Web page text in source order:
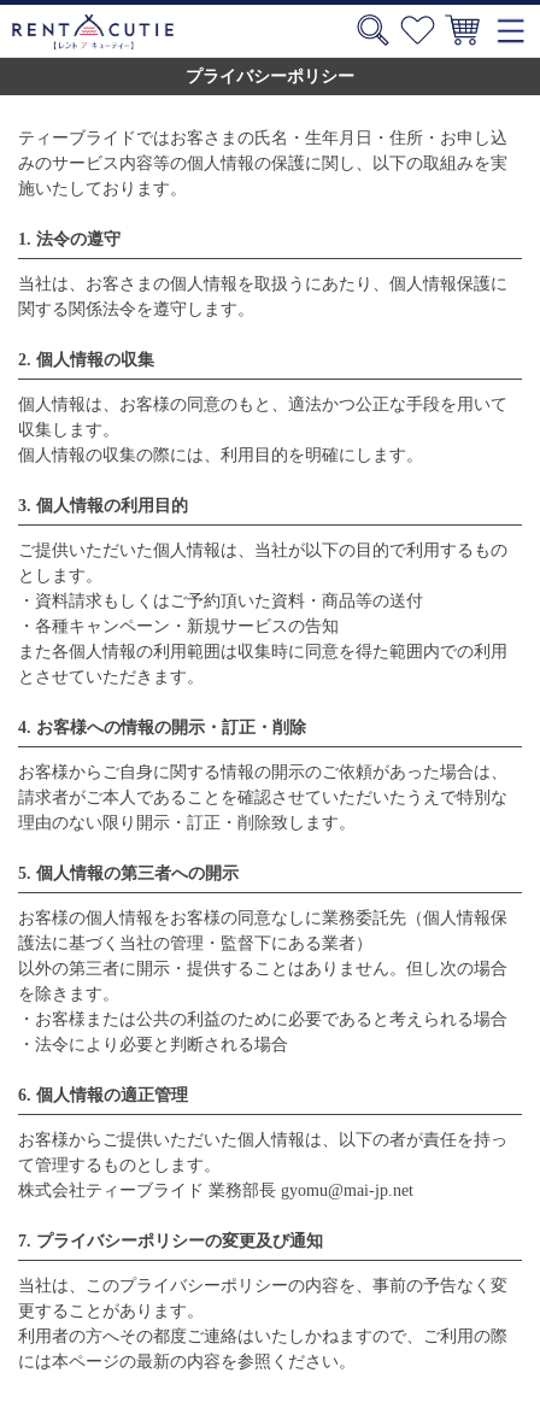
プライバシーポリシー
ティーブライドではお客さまの氏名・生年月日・住所・お申し込
みのサービス内容等の個人情報の保護に関し、以下の取組みを実
施いたしております。
1. 法令の遵守
当社は、お客さまの個人情報を取扱うにあたり、個人情報保護に
関する関係法令を遵守します。
2. 個人情報の収集
個人情報は、お客様の同意のもと、適法かつ公正な手段を用いて
収集します。
個人情報の収集の際には、利用目的を明確にします。
3. 個人情報の利用目的
ご提供いただいた個人情報は、当社が以下の目的で利用するもの
とします。
・資料請求もしくはご予約頂いた資料・商品等の送付
・各種キャンペーン・新規サービスの告知
また各個人情報の利用範囲は収集時に同意を得た範囲内での利用
とさせていただきます。
4. お客様への情報の開示・訂正・削除
お客様からご自身に関する情報の開示のご依頼があった場合は、
請求者がご本人であることを確認させていただいたうえで特別な
理由のない限り開示・訂正・削除致します。
5. 個人情報の第三者への開示
お客様の個人情報をお客様の同意なしに業務委託先（個人情報保
護法に基づく当社の管理・監督下にある業者）
以外の第三者に開示・提供することはありません。但し次の場合
を除きます。
・お客様または公共の利益のために必要であると考えられる場合
・法令により必要と判断される場合
6. 個人情報の適正管理
お客様からご提供いただいた個人情報は、以下の者が責任を持っ
て管理するものとします。
株式会社ティーブライド 業務部長 gyomu@mai-jp.net
7. プライバシーポリシーの変更及び通知
当社は、このプライバシーポリシーの内容を、事前の予告なく変
更することがあります。
利用者の方へその都度ご連絡はいたしかねますので、ご利用の際
には本ページの最新の内容を参照ください。